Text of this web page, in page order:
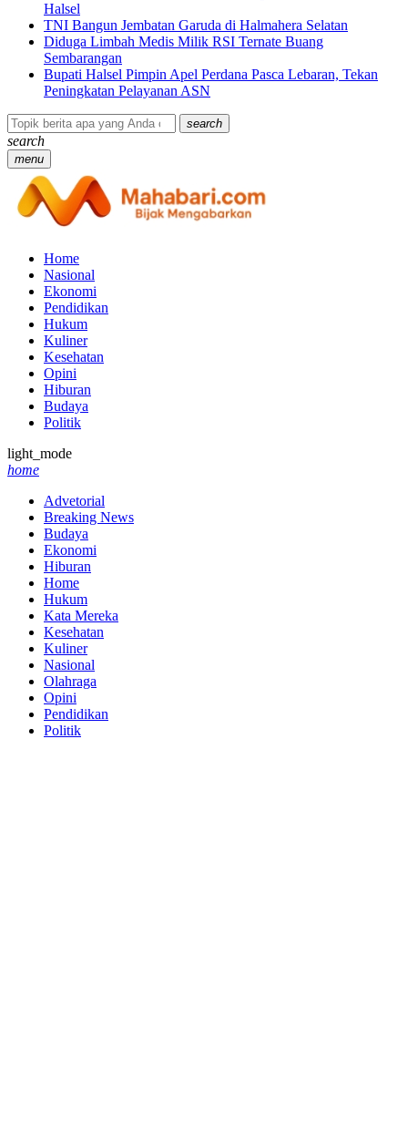
Halsel
TNI Bangun Jembatan Garuda di Halmahera Selatan
Diduga Limbah Medis Milik RSI Ternate Buang
Sembarangan
Bupati Halsel Pimpin Apel Perdana Pasca Lebaran, Tekan
Peningkatan Pelayanan ASN
search
search
menu
Home
Nasional
Ekonomi
Pendidikan
Hukum
Kuliner
Kesehatan
Opini
Hiburan
Budaya
Politik
light_mode
home
Advetorial
Breaking News
Budaya
Ekonomi
Hiburan
Home
Hukum
Kata Mereka
Kesehatan
Kuliner
Nasional
Olahraga
Opini
Pendidikan
Politik